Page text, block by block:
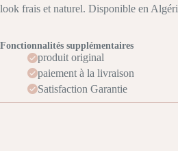
look frais et naturel. Disponible en
Fonctionnalités supplémentaires
produit original
paiement à la livraison
Satisfaction Garantie